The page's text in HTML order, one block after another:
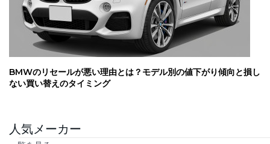
BMWのリセールが悪い理由とは？モデル別の値下がり傾向と損し
ない買い替えのタイミング
人気メーカー